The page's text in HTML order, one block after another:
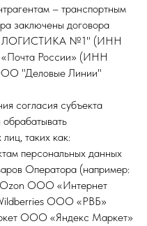
– транспортным
заключены договора
ЛОГИСТИКА №1" (ИНН
России» (ИНН
"Деловые Линии"
согласия субъекта
таких как:
персональных данных
Оператора (например:
Ozon ООО «Интернет
ООО «РВБ»
ООО «Яндекс Маркет»